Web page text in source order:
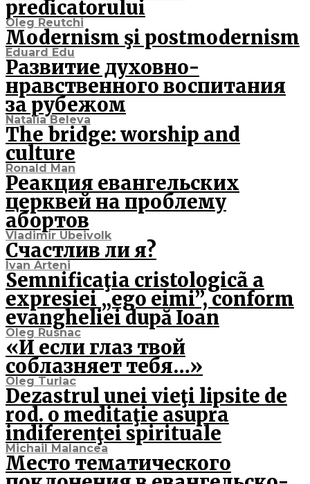
predicatorului
Oleg Reutchi
Modernism şi postmodernism
Eduard Edu
Развитие духовно-
нравственного воспитания
за рубежом
Natalia Beleva
The bridge: worship and
culture
Ronald Man
Реакция евангельских
церквей на проблему
абортов
Vladimir Ubeivolk
Счастлив ли я?
Ivan Arteni
Semnificaţia cristologicã a
expresiei „ego eimi”, conform
evangheliei după Ioan
Oleg Rusnac
«И если глаз твой
соблазняет тебя…»
Oleg Turlac
Dezastrul unei vieţi lipsite de
rod. o meditaţie asupra
indiferenţei spirituale
Michail Malancea
Место тематического